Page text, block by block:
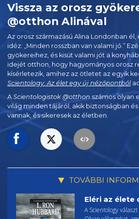
Vissza az orosz
@otthon Alinával
Az orosz származású Alina Londonban
idéz: „Minden rosszban van valami jó.”
gyökereihez, és kisüt valami jót a
idejét otthon, hogy hagyományos orosz
kísérletezik, amihez az ötletet az egyik
Scientology: Az élet egy új nézőpontból
A Scientologistok @otthon számos olyan
világ minden tájáról, akik biztonságban és
vannak, és sikeresek az életben.
TOVÁBBI
Eléri az élete
A Scientology